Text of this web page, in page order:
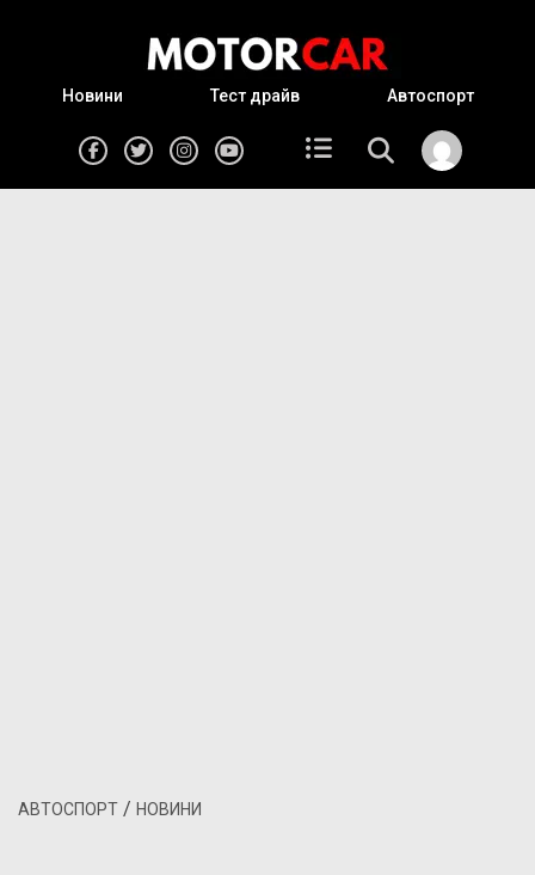
Новини Тест драйв Автоспорт
АВТОСПОРТ / НОВИНИ